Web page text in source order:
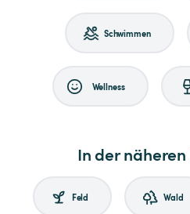
Schwimmen
Wellness
In der
Feld Wald